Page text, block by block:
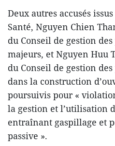
Deux autres accusés
Santé, Nguyen Chien
du Conseil de gestion
majeurs, et Nguyen Huu
du Conseil de gestion
dans la construction
poursuivis pour «
la gestion et l’utilisation
entraînant gaspillage et
passive ».